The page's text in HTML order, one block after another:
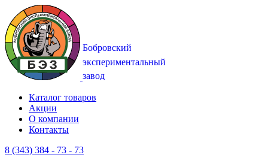
Каталог товаров
Акции
О компании
Контакты
8 (343) 384 - 73 - 73